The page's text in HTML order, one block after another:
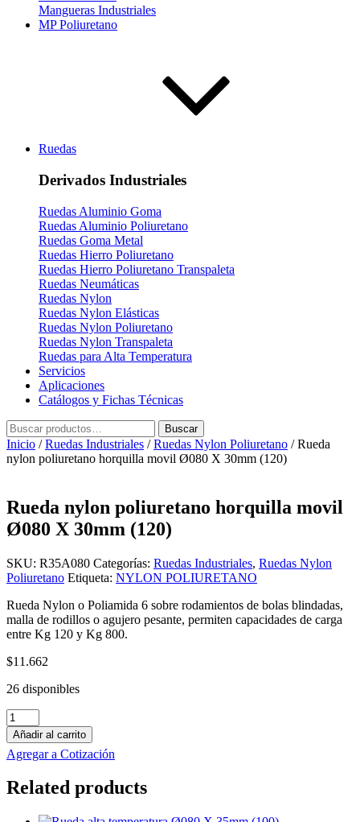
Mangueras Industriales
MP Poliuretano
Ruedas
Derivados Industriales
Ruedas Aluminio Goma
Ruedas Aluminio Poliuretano
Ruedas Goma Metal
Ruedas Hierro Poliuretano
Ruedas Hierro Poliuretano Transpaleta
Ruedas Neumáticas
Ruedas Nylon
Ruedas Nylon Elásticas
Ruedas Nylon Poliuretano
Ruedas Nylon Transpaleta
Ruedas para Alta Temperatura
Servicios
Aplicaciones
Catálogos y Fichas Técnicas
Buscar
por:
Buscar
Inicio /Ruedas Industriales /Ruedas Nylon Poliuretano / Rueda
nylon poliuretano horquilla movil Ø080 X 30mm (120)
Rueda nylon poliuretano horquilla movil
Ø080 X 30mm (120)
SKU: R35A080 Categorías: Ruedas Industriales, Ruedas Nylon
Poliuretano Etiqueta: NYLON POLIURETANO
Rueda Nylon o Poliamida 6 sobre rodamientos de bolas blindadas,
malla de rodillos o agujero pesante, permiten capacidades de carga
entre Kg 120 y Kg 800.
$11.662
26 disponibles
Rueda
nylon
poliuretano
horquilla
Ø080
Añadir al carrito
Agregar a Cotización
Related products